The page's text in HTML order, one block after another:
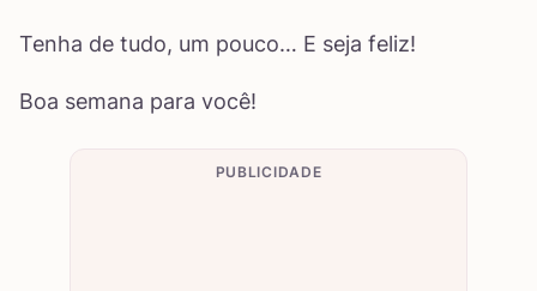
Tenha de tudo, um pouco… E seja feliz!
Boa semana para você!
PUBLICIDADE